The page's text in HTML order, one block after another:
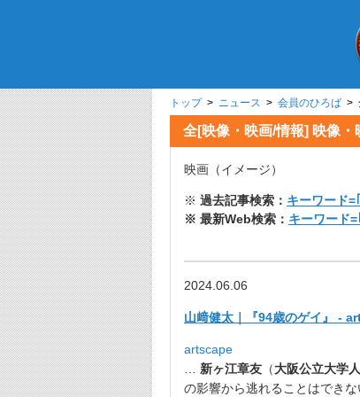
トップ> ニュース > 会員のひろば >
全[映像・映画/情
映画（イメージ）
※ 過去記事検索： キーワード=
※ 最新Web検索： キーワード
2024.06.06
山﨑健太｜『94歳のゲイ』 -
artscape
新ヶ江章友 （大阪公立大学
の影響から逃れることはできな